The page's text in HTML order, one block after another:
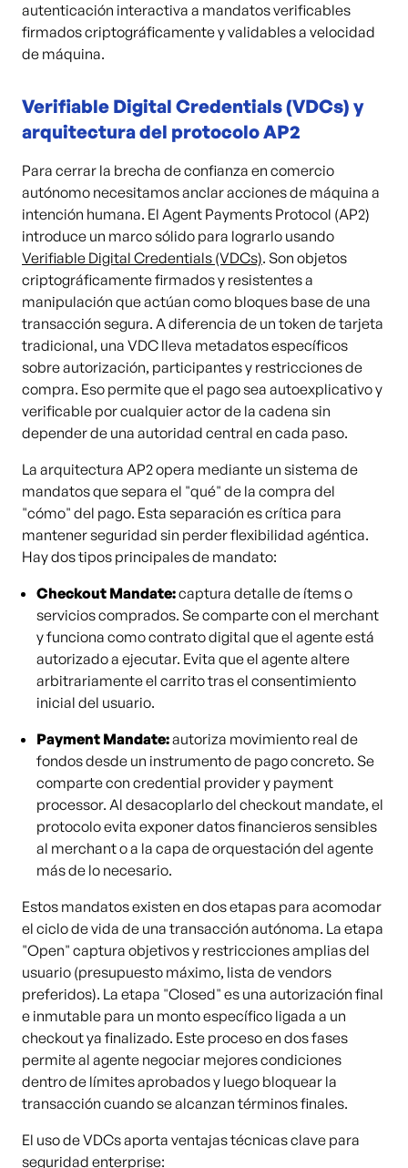
autenticación interactiva a mandatos verificables
firmados criptográficamente y validables a velocidad
de máquina.
Verifiable Digital Credentials (VDCs) y
arquitectura del protocolo AP2
Para cerrar la brecha de confianza en comercio
autónomo necesitamos anclar acciones de máquina a
intención humana. El Agent Payments Protocol (AP2)
introduce un marco sólido para lograrlo usando
Verifiable Digital Credentials (VDCs). Son objetos
criptográficamente firmados y resistentes a
manipulación que actúan como bloques base de una
transacción segura. A diferencia de un token de tarjeta
tradicional, una VDC lleva metadatos específicos
sobre autorización, participantes y restricciones de
compra. Eso permite que el pago sea autoexplicativo y
verificable por cualquier actor de la cadena sin
depender de una autoridad central en cada paso.
La arquitectura AP2 opera mediante un sistema de
mandatos que separa el "qué" de la compra del
"cómo" del pago. Esta separación es crítica para
mantener seguridad sin perder flexibilidad agéntica.
Hay dos tipos principales de mandato:
Checkout Mandate:captura detalle de ítems o
servicios comprados. Se comparte con el merchant
y funciona como contrato digital que el agente está
autorizado a ejecutar. Evita que el agente altere
arbitrariamente el carrito tras el consentimiento
inicial del usuario.
Payment Mandate:autoriza movimiento real de
fondos desde un instrumento de pago concreto. Se
comparte con credential provider y payment
processor. Al desacoplarlo del checkout mandate, el
protocolo evita exponer datos financieros sensibles
al merchant o a la capa de orquestación del agente
más de lo necesario.
Estos mandatos existen en dos etapas para acomodar
el ciclo de vida de una transacción autónoma. La etapa
"Open" captura objetivos y restricciones amplias del
usuario (presupuesto máximo, lista de vendors
preferidos). La etapa "Closed" es una autorización final
e inmutable para un monto específico ligada a un
checkout ya finalizado. Este proceso en dos fases
permite al agente negociar mejores condiciones
dentro de límites aprobados y luego bloquear la
transacción cuando se alcanzan términos finales.
El uso de VDCs aporta ventajas técnicas clave para
seguridad enterprise: